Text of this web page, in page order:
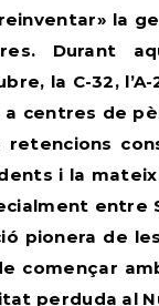
la
Durant
la C-32, l’A-
centres de
retencions
i la
entre
pionera de
començar
perduda al